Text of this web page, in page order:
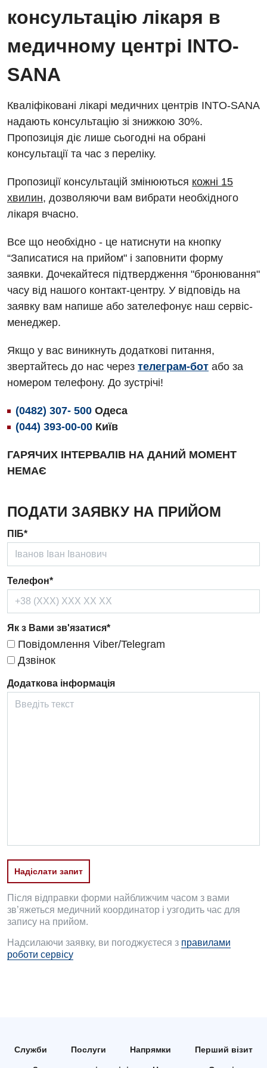
Відгуки
Відео
Інструментальна діагностика
Рентгенографія
УЗД
Для дорослих
Акушерство і гінекологія
Алергологія, імунологія
Андрологія
Безоплатні послуги
Гастроентерологія
Гематологія
Дієтологія
Ендокринологія
Кардіологія
Медична психологія
Онкологічне відділлення
Офтальмологічне відділення
Проктологія
Пульмонологія
Ревматологія
Терапія
Травматологія і ортопедія
Урологія
Фізіотерапія
Хірургічне відділення
Дитяча кардіоревматологія
Дитяча неврологія
Дитяча ортопедія і травматологія
Дитяча оториноларингологія
Педіатрія
Національний скринінг здоров’я 40+
Українська
консультацію лікаря в
медичному центрі INTO-
SANA
Кваліфіковані лікарі медичних центрів INTO-SANA
надають консультацію зі знижкою 30%.
Пропозиція діє лише сьогодні на обрані
консультації та час з переліку.
Пропозиції консультацій змінюються кожні 15
хвилин, дозволяючи вам вибрати необхідного
лікаря вчасно.
Все що необхідно - це натиснути на кнопку
“Записатися на прийом" і заповнити форму
заявки. Дочекайтеся підтвердження "бронювання"
часу від нашого контакт-центру. У відповідь на
заявку вам напише або зателефонує наш сервіс-
менеджер.
Якщо у вас виникнуть додаткові питання,
звертайтесь до нас через телеграм-бот або за
номером телефону. До зустрічі!
(0482) 307- 500 Одеса
(044) 393-00-00 Київ
ГАРЯЧИХ ІНТЕРВАЛІВ НА ДАНИЙ МОМЕНТ
НЕМАЄ
ПОДАТИ ЗАЯВКУ НА ПРИЙОМ
ПІБ*
Телефон*
Як з Вами зв'язатися*
Повідомлення Viber/Telegram
Дзвінок
Додаткова інформація
Надіслати запит
Після відправки форми найближчим часом з вами
зв’яжеться медичний координатор і узгодить час для
запису на прийом.
Надсилаючи заявку, ви погоджуєтеся з правилами
роботи сервісу
Служби Послуги Напрямки Перший візит